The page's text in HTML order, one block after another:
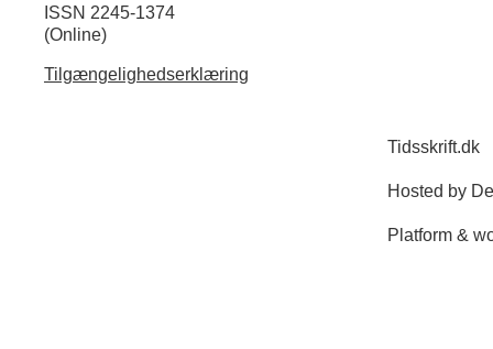
ISSN 2245-1374
(Online)
Tilgængelighedserklæring